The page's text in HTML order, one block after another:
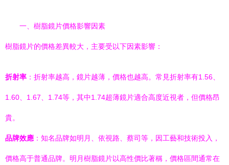
一、樹脂鏡片價格影響因素
樹脂鏡片的價格差異較大，主要受以下因素影響：
折射率 ：折射率越高，鏡片越薄，價格也越高。常見折射率有1.56、
1.60、1.67、1.74等，其中1.74超薄鏡片適合高度近視者，但價格昂
貴。
品牌效應 ：知名品牌如明月、依視路、蔡司等，因工藝和技術投入，
價格高于普通品牌。明月樹脂鏡片以高性價比著稱，價格區間通常在